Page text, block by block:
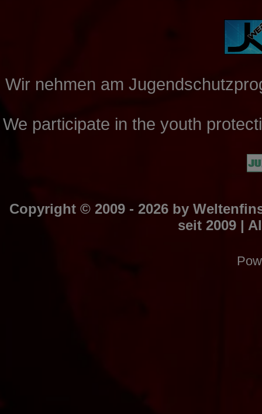
Wir nehmen am
We participate in the youth
Copyright © 2009 - 2026 by
seit 2009|